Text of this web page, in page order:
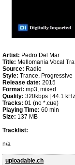
Artist: Pedro Del Mar
Title: Mellomania Vocal
Source: Radio
Style: Trance, Progressive
Release date: 2015
Format: mp3, mixed
Quality: 320kbps | 44.1
Tracks: 01 (no *.cue)
Playing Time: 60 min
Size: 137 MB
Tracklist:
n/a
uploadable.ch